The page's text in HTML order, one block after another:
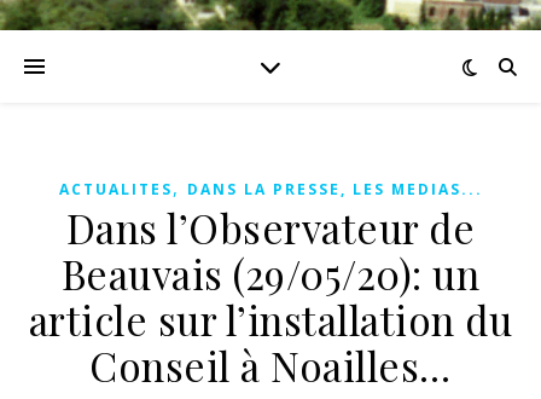
ACTUALITES, DANS LA PRESSE, LES MEDIAS...
Dans l’Observateur de
Beauvais (29/05/20): un
article sur l’installation du
Conseil à Noailles…